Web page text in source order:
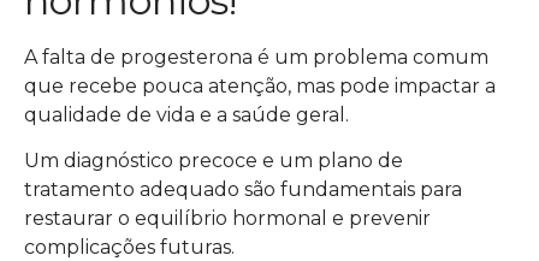
A falta de progesterona é um problema comum
que recebe pouca atenção, mas pode impactar a
qualidade de vida e a saúde geral.
Um diagnóstico precoce e um plano de
tratamento adequado são fundamentais para
restaurar o equilíbrio hormonal e prevenir
complicações futuras.